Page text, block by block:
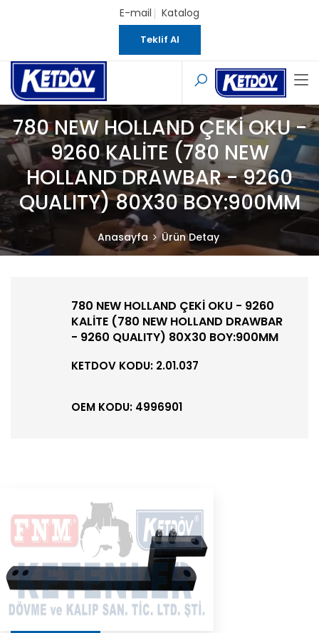
E-mail Katalog
Teklif Al
780 NEW HOLLAND ÇEKİ OKU -
9260 KALİTE (780 NEW
HOLLAND DRAWBAR - 9260
QUALITY) 80X30 BOY:900MM
Anasayfa Ürün Detay
780 NEW HOLLAND ÇEKİ OKU - 9260
KALİTE (780 NEW HOLLAND DRAWBAR
- 9260 QUALITY) 80X30 BOY:900MM
KETDOV KODU: 2.01.037
OEM KODU: 4996901